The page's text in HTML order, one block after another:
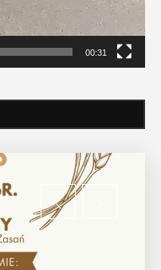
00:31